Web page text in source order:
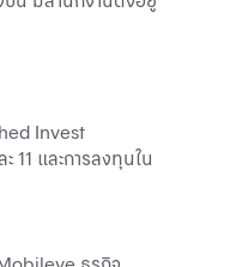
Invest
และการลงทุนใน